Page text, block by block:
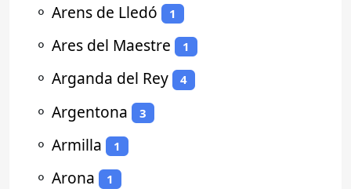
⚬ Arens de Lledó 1
⚬ Ares del Maestre 1
⚬ Arganda del Rey 4
⚬ Argentona 3
⚬ Armilla 1
⚬ Arona 1